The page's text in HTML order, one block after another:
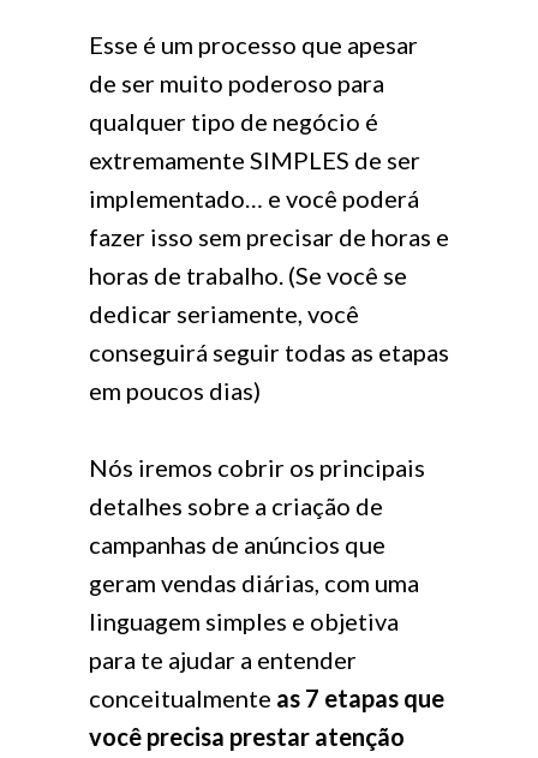
Esse é um processo que apesar
de ser muito poderoso para
qualquer tipo de negócio é
extremamente SIMPLES de ser
implementado… e você poderá
fazer isso sem precisar de horas e
horas de trabalho. (Se você se
dedicar seriamente, você
conseguirá seguir todas as etapas
em poucos dias)
Nós iremos cobrir os principais
detalhes sobre a criação de
campanhas de anúncios que
geram vendas diárias, com uma
linguagem simples e objetiva
para te ajudar a entender
conceitualmente as 7 etapas que
você precisa prestar atenção